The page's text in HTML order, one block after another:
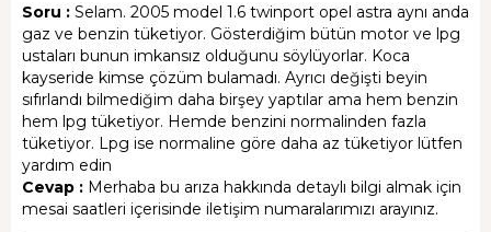
Soru : Selam. 2005 model 1.6 twinport opel astra aynı anda
gaz ve benzin tüketiyor. Gösterdiğim bütün motor ve lpg
ustaları bunun imkansız olduğunu söylüyorlar. Koca
kayseride kimse çözüm bulamadı. Ayrıcı değişti beyin
sıfırlandı bilmediğim daha birşey yaptılar ama hem benzin
hem lpg tüketiyor. Hemde benzini normalinden fazla
tüketiyor. Lpg ise normaline göre daha az tüketiyor lütfen
yardım edin
Cevap : Merhaba bu arıza hakkında detaylı bilgi almak için
mesai saatleri içerisinde iletişim numaralarımızı arayınız.